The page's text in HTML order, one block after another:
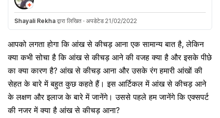
Shayali Rekha द्वारा लिखित · अपडेटेड 21/02/2022
आपको लगता होगा कि आंख से कीचड़ आना एक सामान्य बात है, लेकिन
क्या कभी सोचा है कि आंख से कीचड़ आने की वजह क्या है और इसके पीछे
का क्या कारण है? आंख से कीचड़ आना और उसके रंग हमारी आंखों की
सेहत के बारे में बहुत कुछ कहते हैं। इस आर्टिकल में आंख से कीचड़ आने
के लक्षण और इलाज के बारे में जानेंगे। उससे पहले हम जानेंगे कि एक्सपर्ट
की नजर में क्या है आंख से कीचड़ आना?